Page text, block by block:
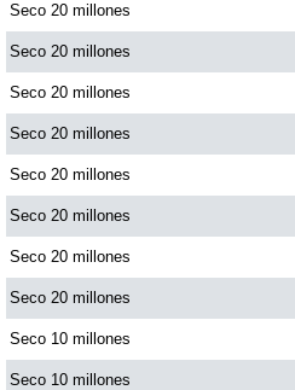
Seco 20 millones
Seco 20 millones
Seco 20 millones
Seco 20 millones
Seco 20 millones
Seco 20 millones
Seco 20 millones
Seco 20 millones
Seco 10 millones
Seco 10 millones